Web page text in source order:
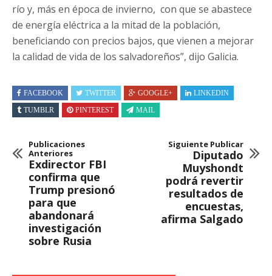
río y, más en época de invierno, con que se abastece
de energía eléctrica a la mitad de la población,
beneficiando con precios bajos, que vienen a mejorar
la calidad de vida de los salvadoreños”, dijo Galicia.
FACEBOOK TWITTER GOOGLE+
LINKEDIN
TUMBLR
PINTEREST MAIL
Publicaciones
Anteriores
Exdirector FBI
confirma que
Trump presionó
para que
abandonará
investigación
sobre Rusia
Siguiente Publicar
Diputado
Muyshondt
podrá revertir
resultados de
encuestas,
afirma Salgado